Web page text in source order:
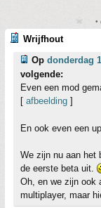
•
Wrijfhout
Op donderdag
volgende:
Even een mod
[ afbeelding ]
En ook even een
We zijn nu aan het
de eerste beta uit.
Oh, en we zijn ook
multiplayer, maar